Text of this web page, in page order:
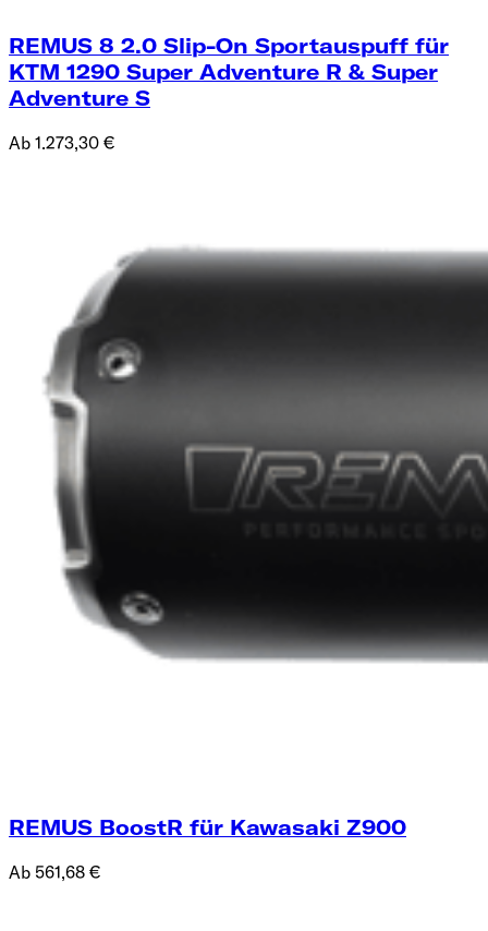
REMUS 8 2.0 Slip-On Sportauspuff für
KTM 1290 Super Adventure R & Super
Adventure S
Ab 1.273,30 €
REMUS BoostR für Kawasaki Z900
Ab 561,68 €